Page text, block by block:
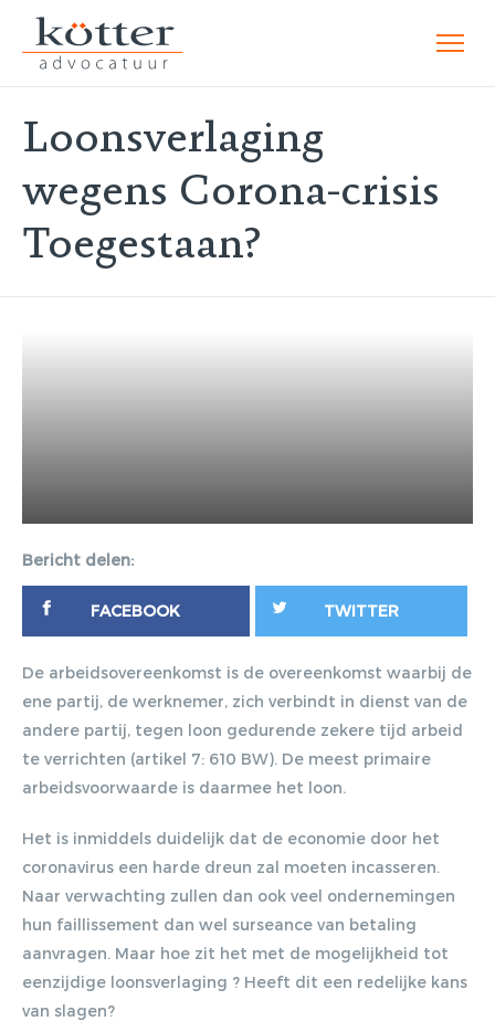
Loonsverlaging
wegens Corona-crisis
Toegestaan?
Bericht delen:
FACEBOOK TWITTER
De arbeidsovereenkomst is de overeenkomst waarbij de
ene partij, de werknemer, zich verbindt in dienst van de
andere partij, tegen loon gedurende zekere tijd arbeid
te verrichten (artikel 7: 610 BW). De meest primaire
arbeidsvoorwaarde is daarmee het loon.
Het is inmiddels duidelijk dat de economie door het
coronavirus een harde dreun zal moeten incasseren.
Naar verwachting zullen dan ook veel ondernemingen
hun faillissement dan wel surseance van betaling
aanvragen. Maar hoe zit het met de mogelijkheid tot
eenzijdige loonsverlaging ? Heeft dit een redelijke kans
van slagen?